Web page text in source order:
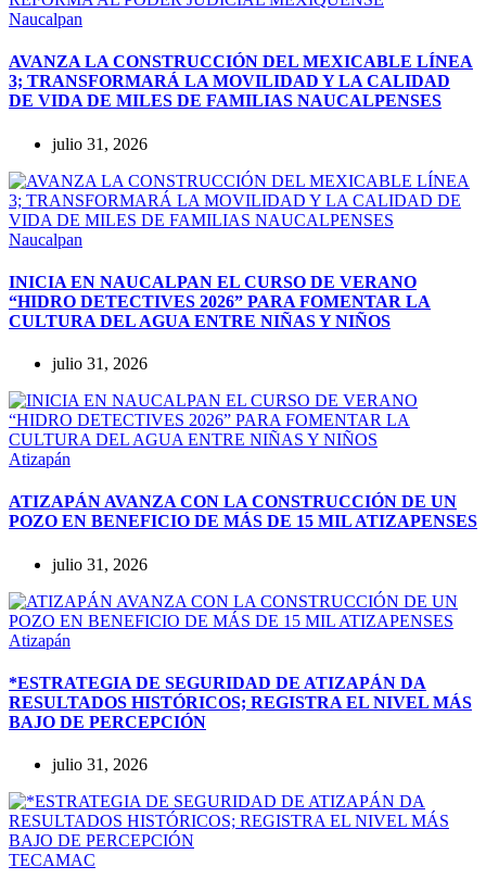
Naucalpan
AVANZA LA CONSTRUCCIÓN DEL MEXICABLE LÍNEA
3; TRANSFORMARÁ LA MOVILIDAD Y LA CALIDAD
DE VIDA DE MILES DE FAMILIAS NAUCALPENSES
julio 31, 2026
Naucalpan
INICIA EN NAUCALPAN EL CURSO DE VERANO
“HIDRO DETECTIVES 2026” PARA FOMENTAR LA
CULTURA DEL AGUA ENTRE NIÑAS Y NIÑOS
julio 31, 2026
Atizapán
ATIZAPÁN AVANZA CON LA CONSTRUCCIÓN DE UN
POZO EN BENEFICIO DE MÁS DE 15 MIL ATIZAPENSES
julio 31, 2026
Atizapán
*ESTRATEGIA DE SEGURIDAD DE ATIZAPÁN DA
RESULTADOS HISTÓRICOS; REGISTRA EL NIVEL MÁS
BAJO DE PERCEPCIÓN
julio 31, 2026
TECAMAC